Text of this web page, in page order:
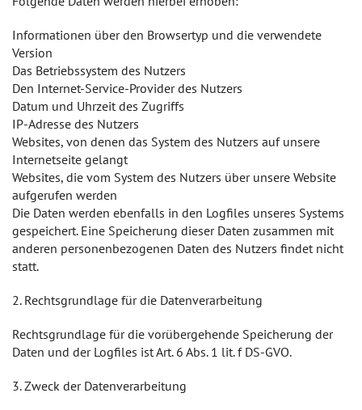
Informationen über den Browsertyp und die verwendete
Version
Das Betriebssystem des Nutzers
Den Internet-Service-Provider des Nutzers
Datum und Uhrzeit des Zugriffs
IP-Adresse des Nutzers
Websites, von denen das System des Nutzers auf unsere
Internetseite gelangt
Websites, die vom System des Nutzers über unsere Website
aufgerufen werden
Die Daten werden ebenfalls in den Logfiles unseres Systems
gespeichert. Eine Speicherung dieser Daten zusammen mit
anderen personenbezogenen Daten des Nutzers findet nicht
statt.
2. Rechtsgrundlage für die Datenverarbeitung
Rechtsgrundlage für die vorübergehende Speicherung der
Daten und der Logfiles ist Art. 6 Abs. 1 lit. f DS-GVO.
3. Zweck der Datenverarbeitung